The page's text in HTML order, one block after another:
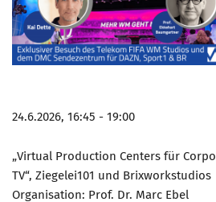
24.6.2026, 16:45 - 19:00
„Virtual Production Centers für
TV“, Ziegelei101 und Brixworkstudios
Organisation: Prof. Dr. Marc Ebel